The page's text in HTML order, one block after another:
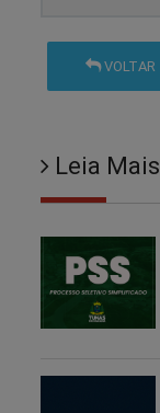
VOLTAR
Leia Mais